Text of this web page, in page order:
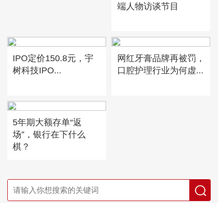
端人物访谈节目
IPO定价150.8元，宇
树科技IPO...
网红牙膏品牌再被罚，
口腔护理行业为何虚...
5年期大额存单“返
场”，银行在下什么
棋？